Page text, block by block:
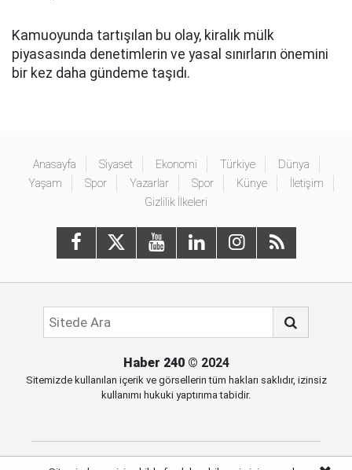
Kamuoyunda tartışılan bu olay, kiralık mülk
piyasasında denetimlerin ve yasal sınırların önemini
bir kez daha gündeme taşıdı.
Anasayfa Siyaset Ekonomi Türkiye
Dünya
Yaşam
Spor Yazarlar Spor Künye
İletişim
Gizlilik İlkeleri
Haber 240© 2024
Sitemizde kullanılan içerik ve görsellerin tüm hakları saklıdır, izinsiz
kullanımı hukuki yaptırıma tabidir.